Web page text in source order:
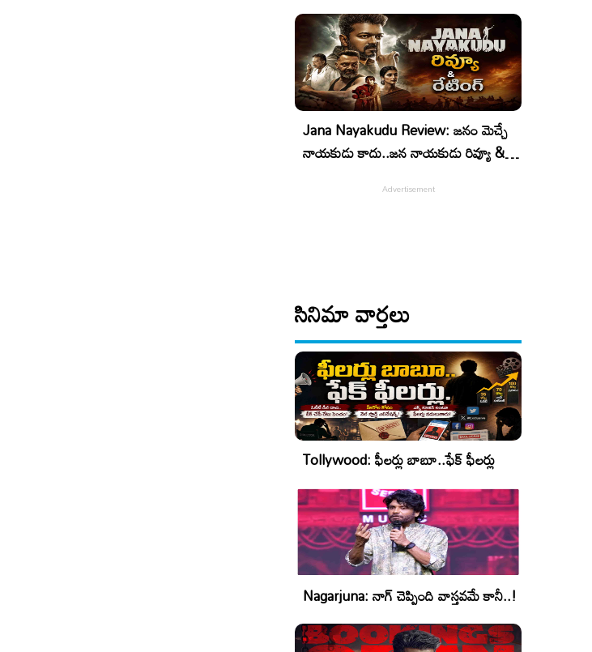
Jana Nayakudu Review: జనం మెచ్చే
నాయకుడు కాదు..జన నాయకుడు రివ్యూ &
సినిమా వార్తలు
Tollywood: ఫీలర్లు బాబూ..ఫేక్ ఫీలర్లు
Nagarjuna: నాగ్ చెప్పింది వాస్తవమే కానీ..!